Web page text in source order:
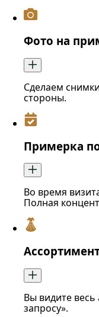
Фото на
Сделаем
стороны.
Примерка
Во время
Полная
Вы видите весь
запросу».